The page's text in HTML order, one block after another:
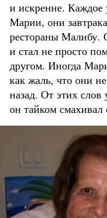
и искренне. Каждое
Марии, они
рестораны Малибу.
и стал не просто
другом. Иногда
как жаль, что они
назад. От этих слов
он тайком смахивал